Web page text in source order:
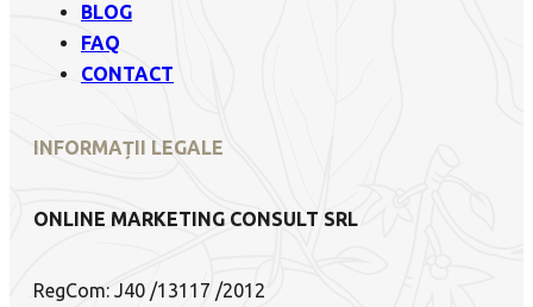
BLOG
FAQ
CONTACT
INFORMAȚII LEGALE
ONLINE MARKETING CONSULT SRL
RegCom: J40 /13117 /2012